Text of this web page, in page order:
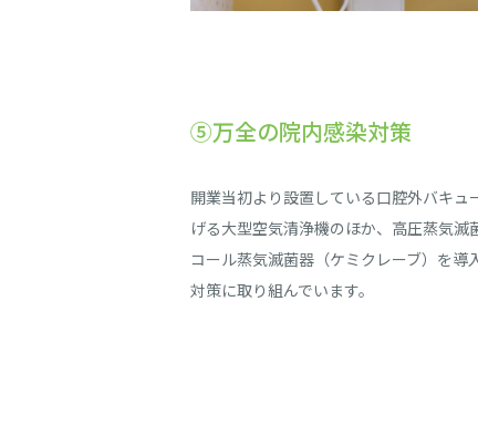
⑤万全の院内感染対策
開業当初より設置している口腔外バキ
げる大型空気清浄機のほか、高圧蒸気
コール蒸気滅菌器（ケミクレーブ）を導
対策に取り組んでいます。